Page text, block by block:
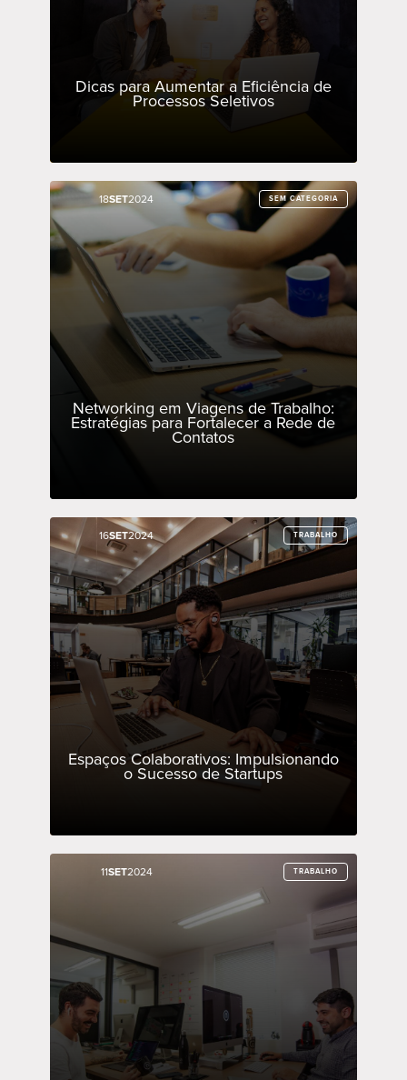
Dicas para Aumentar a Eficiência de
Processos Seletivos
18SET2024 SEM CATEGORIA
Networking em Viagens de Trabalho:
Estratégias para Fortalecer a Rede de
Contatos
18SET2024 SEM CATEGORIA
16SET2024 TRABALHO
Espaços Colaborativos: Impulsionando
o Sucesso de Startups
16SET2024 TRABALHO
11SET2024 TRABALHO
11SET2024 TRABALHO